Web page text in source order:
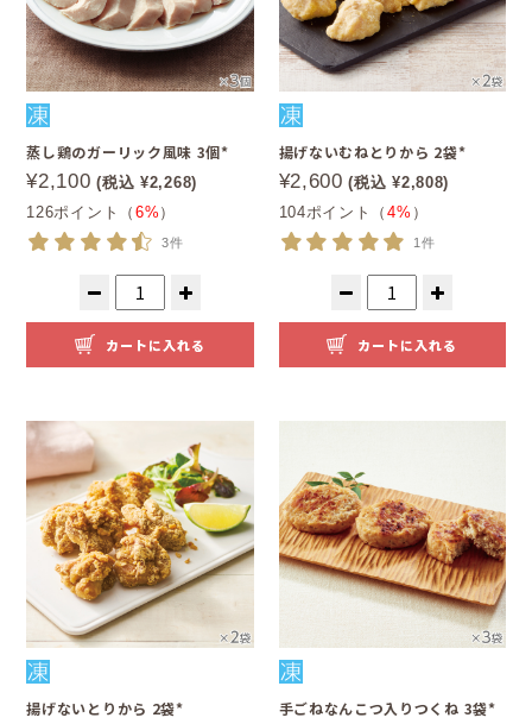
蒸し鶏のガーリック風味 3個*
¥2,100 (税込 ¥2,268)
126ポイント（ 6% ）
3件
カートに入れる
揚げないむねとりから 2袋*
¥2,600 (税込 ¥2,808)
104ポイント（4% ）
1件
カートに入れる
揚げないとりから 2袋* 手ごねなんこつ入りつくね 3袋*